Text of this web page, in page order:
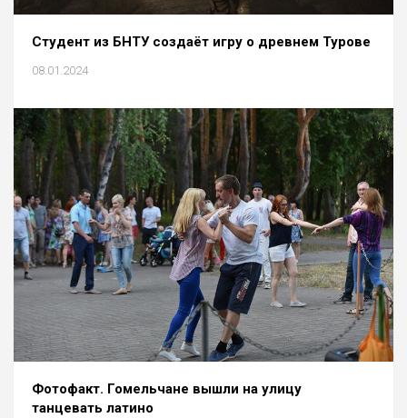
Студент из БНТУ создаёт игру о древнем Турове
08.01.2024
Фотофакт. Гомельчане вышли на улицу
танцевать латино